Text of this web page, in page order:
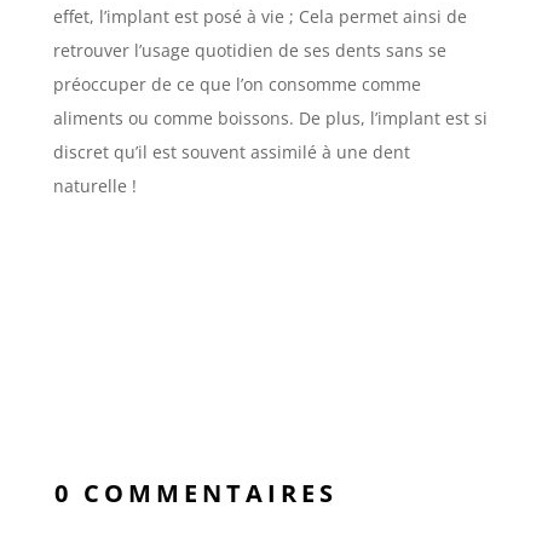
effet, l’implant est posé à vie ; Cela permet ainsi de
retrouver l’usage quotidien de ses dents sans se
préoccuper de ce que l’on consomme comme
aliments ou comme boissons. De plus, l’implant est si
discret qu’il est souvent assimilé à une dent
naturelle !
0 COMMENTAIRES